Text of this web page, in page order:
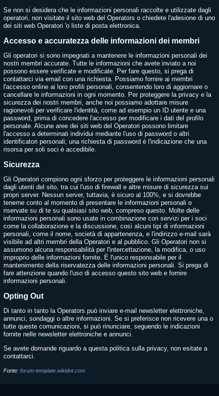
Se non si desidera che le informazioni personali raccolte e utilizzate dagli
operatori, non visitate il sito web del Operators o chiedete l'adesione di uno
dei siti web Operatori 'o liste di posta elettronica.
Accesso e accuratezza delle informazioni dei membri
Gli operatori si sono impegnati a mantenere le informazioni personali dei
nostri membri accurate. Tutte le informazioni che avete inviato a noi
possono essere verificate e modificate. Per fare questo, si prega di
contattarci via email con una richiesta. Possiamo fornire ai membri
l'accesso online ai loro profili personali, consentendo loro di aggiornare o
cancellare le informazioni in ogni momento. Per proteggere la privacy e la
sicurezza dei nostri membri, anche noi possiamo adottare misure
ragionevoli per verificare l'identità, come ad esempio un ID utente e una
password, prima di concedere l'accesso per modificare i dati del profilo
personale. Alcune aree dei siti web del Operatori possono limitare
l'accesso a determinati individui mediante l'uso di password o altri
identificatori personali; una richiesta di password è l'indicazione che una
risorsa per soli soci è accedibile.
Sicurezza
Gli Operatori compiono ogni sforzo per proteggere le informazioni personali
dagli utenti del sito, tra cui l'uso di firewall e altre misure di sicurezza sui
propri server. Nessun server, tuttavia, è sicuro al 100%, e si dovrebbe
tenerne conto al momento di presentare le informazioni personali o
riservate su di te su qualsiasi sito web, compreso questo. Molte delle
informazioni personali sono usate in combinazione con servizi per i soci
come la collaborazione e la discussione, così alcuni tipi di informazioni
personali, come il nome, società di appartenenza, e l'indirizzo e-mail sarà
visibile ad altri membri della Operatori e al pubblico. Gli Operatori non si
assumono alcuna responsabilità per l'intercettazione, la modifica, o uso
improprio delle informazioni fornite. È l'unico responsabile per il
mantenimento della riservatezza delle informazioni personali. Si prega di
fare attenzione quando l'uso di accesso questo sito web e fornire
informazioni personali.
Opting Out
Di tanto in tanto la Operators può inviare e-mail newsletter elettroniche,
annunci, sondaggi o altre informazioni. Se si preferisce non ricevere una o
tutte queste comunicazioni, si può rinunciare, seguendo le indicazioni
fornite nelle newsletter elettroniche e annunci.
Se avete domande riguardo a questa politica sulla privacy, non esitate a
contattarci.
Fonte: forum-template.wikidot.com